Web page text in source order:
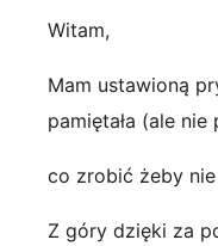
Witam,
Mam ustawioną
pamiętała (ale nie
co zrobić żeby nie
Z góry dzięki za